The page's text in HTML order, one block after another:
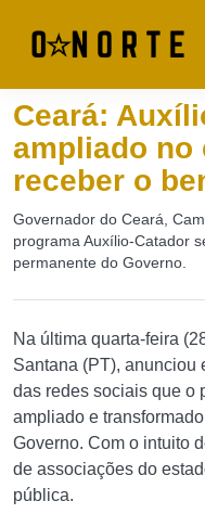
Ceará:
ampliado no
receber o
Governador do Ceará,
programa Auxílio-Catador
permanente do Governo.
Na última quarta-feira
Santana (PT), anunciou
das redes sociais que o
ampliado e
Governo. Com o intuito
de associações do
pública.